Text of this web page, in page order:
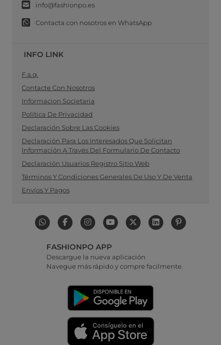
info@fashionpo.es
Contacta con nosotros en WhatsApp
INFO LINK
F.a.q.
Contacte Con Nosotros
Informacion Societaria
Política De Privacidad
Declaración Sobre Las Cookies
Declaración Para Los Interesados Que Solicitan
Información A Través Del Formulario De Contacto
Declaración Usuarios Registro Sitio Web
Términos Y Condiciones Generales De Uso Y De Venta
Envíos Y Pagos
FASHIONPO APP
Descargue la nueva aplicación
Navegue más rápido y compre facilmente.